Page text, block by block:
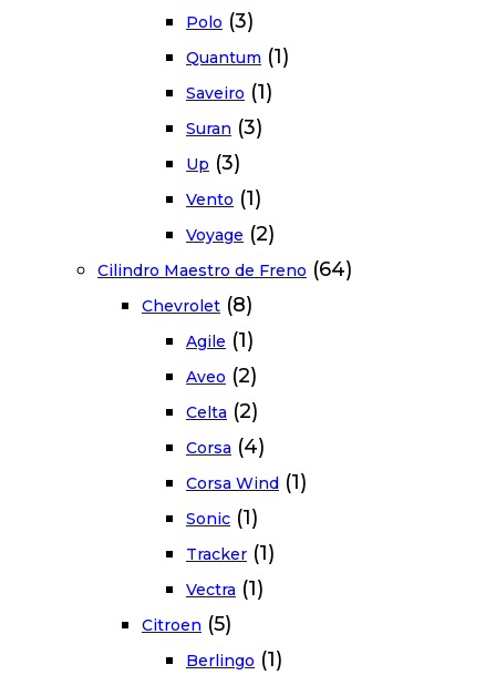
Polo (3)
Quantum (1)
Saveiro (1)
Suran (3)
Up (3)
Vento (1)
Voyage (2)
Cilindro Maestro de Freno (64)
Chevrolet (8)
Agile (1)
Aveo (2)
Celta (2)
Corsa (4)
Corsa Wind (1)
Sonic (1)
Tracker (1)
Vectra (1)
Citroen (5)
Berlingo (1)